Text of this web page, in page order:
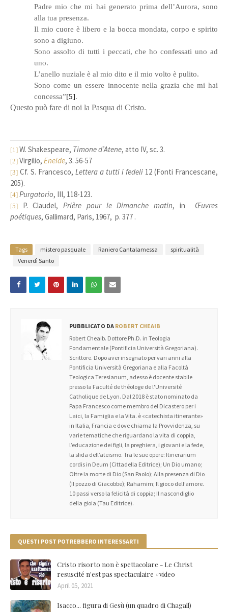
Padre mio che mi hai generato prima dell’Aurora, sono
alla tua presenza.
Il mio cuore è libero e la bocca mondata, corpo e spirito
sono a digiuno.
Sono assolto di tutti i peccati, che ho confessati uno ad
uno.
L’anello nuziale è al mio dito e il mio volto è pulito.
Sono come un essere innocente nella grazia che mi hai
concessa”[5].
Questo può fare di noi la Pasqua di Cristo.
[1] W. Shakespeare, Timone d’Atene, atto IV, sc. 3.
[2] Virgilio, Eneide, 3. 56-57
[3] Cf. S. Francesco, Lettera a tutti i fedeli 12 (Fonti Francescane,
205).
[4] Purgatorio, III, 118-123.
[5] P. Claudel,Prière pour le Dimanche matin, in Œuvres
poétiques, Gallimard, Paris, 1967, p. 377 .
Tags mistero pasquale Raniero Cantalamessa
spiritualità
Venerdì Santo
PUBBLICATO DA ROBERT CHEAIB
Robert Cheaib. Dottore Ph.D. in Teologia
Fondamentale (Pontificia Università Gregoriana).
Scrittore. Dopo aver insegnato per vari anni alla
Pontificia Università Gregoriana e alla Facoltà
Teologica Teresianum, adesso è docente stabile
presso la Faculté de théologe de l'Université
Catholique de Lyon. Dal 2018 è stato nominato da
Papa Francesco come membro del Dicastero per i
Laici, la Famiglia e la Vita. è «catechista itinerante»
in Italia, Francia e dove chiama la Provvidenza, su
varie tematiche che riguardano la vita di coppia,
l’educazione dei figli, la preghiera, i giovani e la fede,
la sfida dell’ateismo. Tra le sue opere: Itinerarium
cordis in Deum (Cittadella Editrice); Un Dio umano;
Oltre la morte di Dio (San Paolo); Alla presenza di Dio
(Il pozzo di Giacobbe); Rahamim; Il gioco dell’amore.
10 passi verso la felicità di coppia; Il nascondiglio
della gioia (Tau Editrice).
QUESTI POST POTREBBERO INTERESSARTI
Cristo risorto non è spettacolare - Le Christ
resuscité n'est pas spectaculaire #video
April 05, 2021
Isacco... figura di Gesù (un quadro di Chagall)